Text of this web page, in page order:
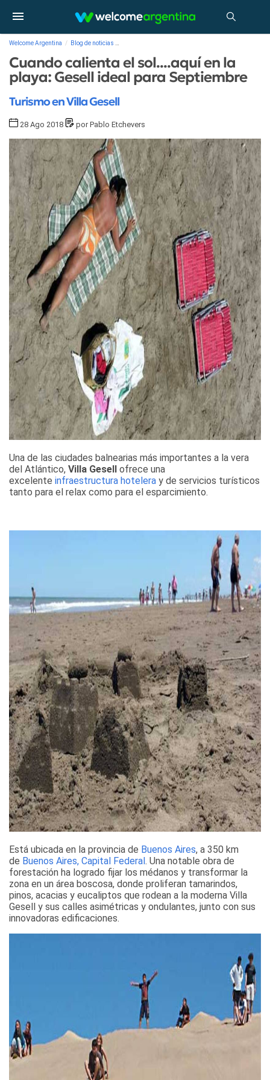
Welcome Argentina Blog de noticias
Cuando calienta el sol....aquí en la
playa: Gesell ideal para Septiembre
Turismo en Villa Gesell
28 Ago 2018 por Pablo Etchevers
Una de las ciudades balnearias más importantes a la vera
del Atlántico, Villa Gesell ofrece una
excelente infraestructura hotelera y de servicios turísticos
tanto para el relax como para el esparcimiento.
Está ubicada en la provincia de Buenos Aires, a 350 km
de Buenos Aires, Capital Federal. Una notable obra de
forestación ha logrado fijar los médanos y transformar la
zona en un área boscosa, donde proliferan tamarindos,
pinos, acacias y eucaliptos que rodean a la moderna Villa
Gesell y sus calles asimétricas y ondulantes, junto con sus
innovadoras edificaciones.